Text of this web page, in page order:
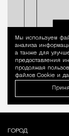
Мы используем
анализа
а также для
предоставления
продолжая
файлов Cookie и
ГОРОД